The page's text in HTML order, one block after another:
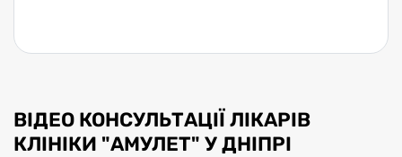
ВІДЕО КОНСУЛЬТАЦІЇ ЛІКАРІВ
КЛІНІКИ "АМУЛЕТ" У ДНІПРІ